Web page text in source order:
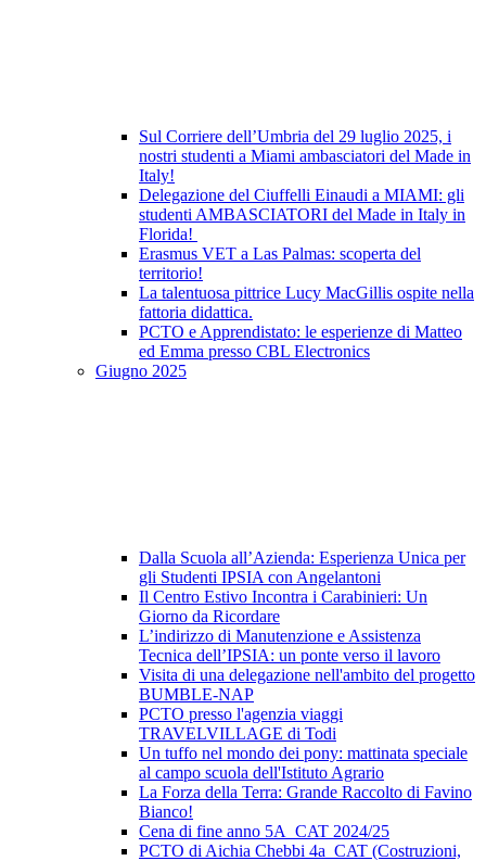
Sul Corriere dell’Umbria del 29 luglio 2025, i
nostri studenti a Miami ambasciatori del Made in
Italy!
Delegazione del Ciuffelli Einaudi a MIAMI: gli
studenti AMBASCIATORI del Made in Italy in
Florida!
Erasmus VET a Las Palmas: scoperta del
territorio!
La talentuosa pittrice Lucy MacGillis ospite nella
fattoria didattica.
PCTO e Apprendistato: le esperienze di Matteo
ed Emma presso CBL Electronics
Giugno 2025
Dalla Scuola all’Azienda: Esperienza Unica per
gli Studenti IPSIA con Angelantoni
Il Centro Estivo Incontra i Carabinieri: Un
Giorno da Ricordare
L’indirizzo di Manutenzione e Assistenza
Tecnica dell’IPSIA: un ponte verso il lavoro
Visita di una delegazione nell'ambito del progetto
BUMBLE-NAP
PCTO presso l'agenzia viaggi
TRAVELVILLAGE di Todi
Un tuffo nel mondo dei pony: mattinata speciale
al campo scuola dell'Istituto Agrario
La Forza della Terra: Grande Raccolto di Favino
Bianco!
Cena di fine anno 5A_CAT 2024/25
PCTO di Aichia Chebbi 4a_CAT (Costruzioni,